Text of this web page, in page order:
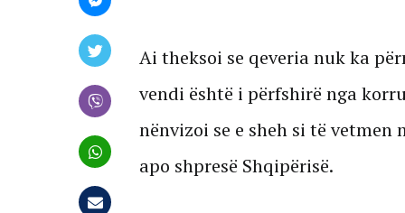
Ai theksoi se qeveria nuk ka
vendi është i përfshirë nga
nënvizoi se e sheh si të
apo shpresë Shqipërisë.